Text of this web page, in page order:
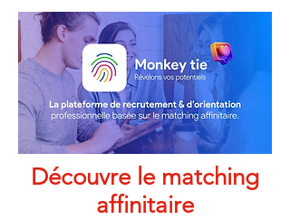
Découvre le matching
affinitaire